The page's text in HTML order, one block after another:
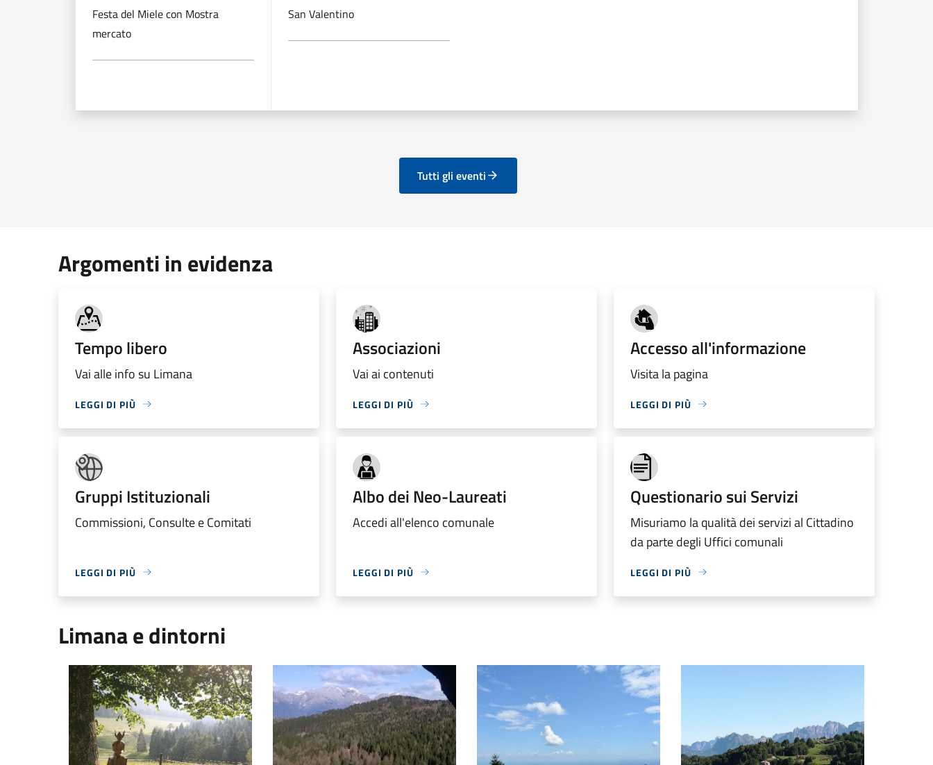
Festa del Miele con Mostra
mercato
San Valentino
Tutti gli eventi
Argomenti in evidenza
Tempo libero
Vai alle info su Limana
LEGGI DI PIÙ
Associazioni
Vai ai contenuti
LEGGI DI PIÙ
Accesso all'informazione
Visita la pagina
LEGGI DI PIÙ
Gruppi Istituzionali
Commissioni, Consulte e Comitati
LEGGI DI PIÙ
Albo dei Neo-Laureati
Accedi all'elenco comunale
LEGGI DI PIÙ
Questionario sui Servizi
Misuriamo la qualità dei servizi al Cittadino
da parte degli Uffici comunali
LEGGI DI PIÙ
Limana e dintorni
Canal del Gat Malga Montegal Pian de le Femene